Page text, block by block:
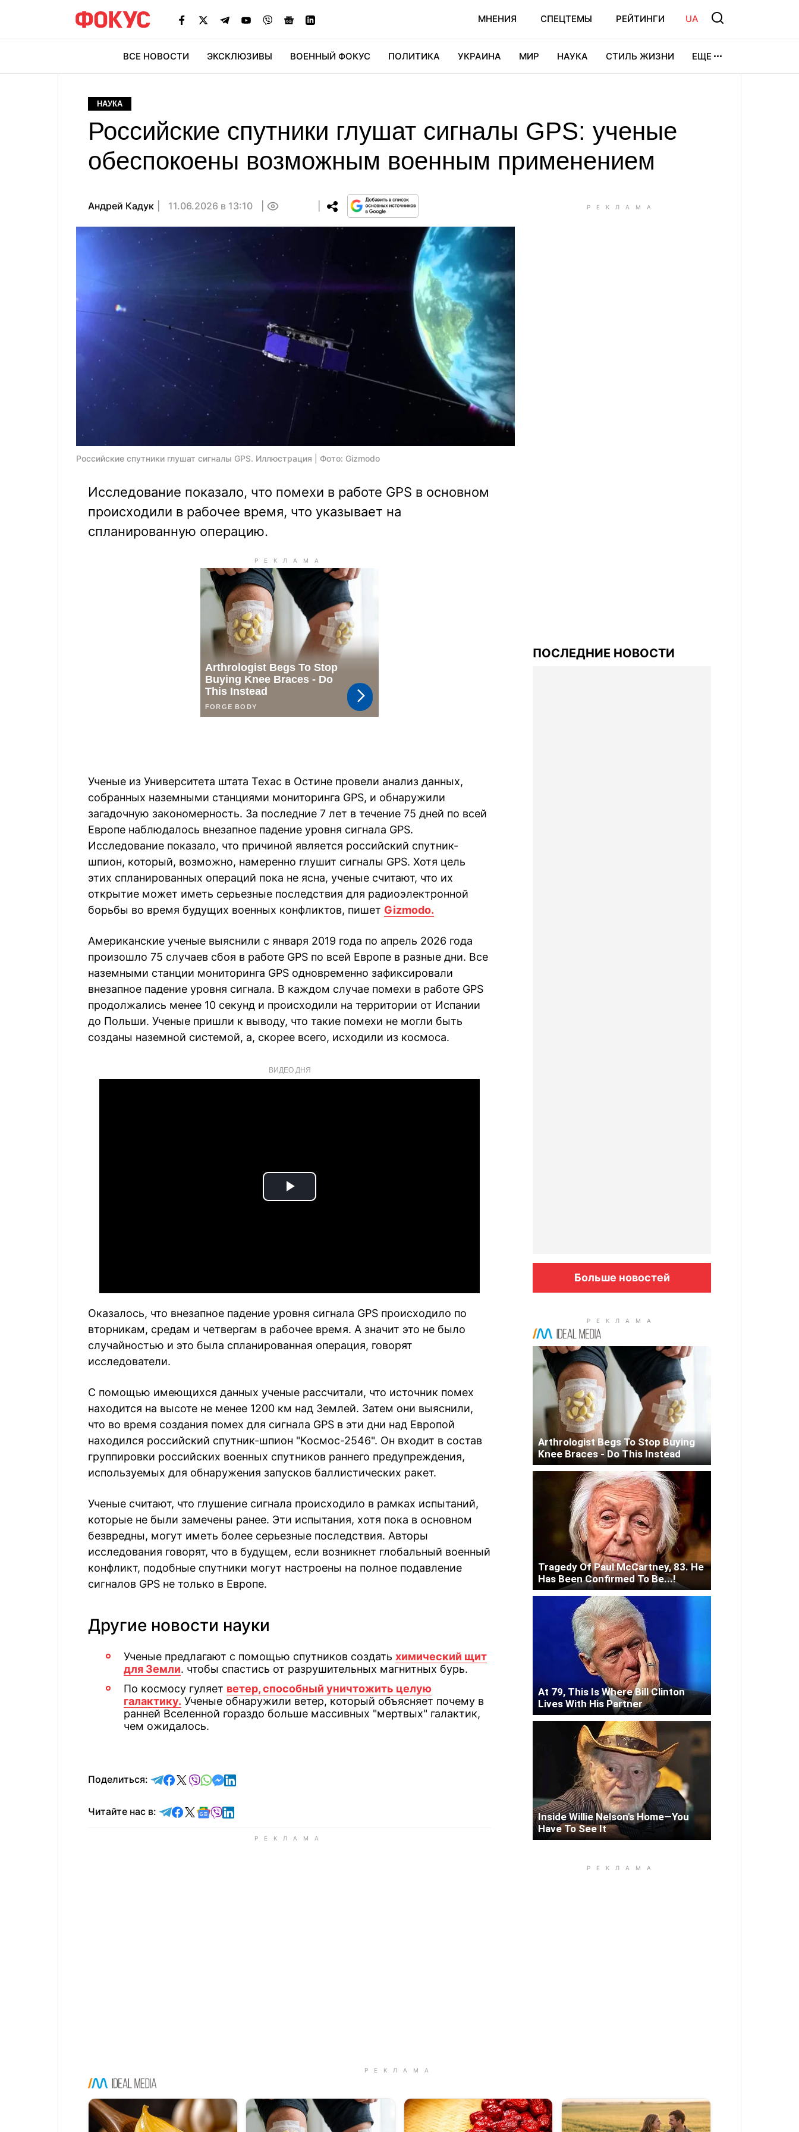
МНЕНИЯ СПЕЦТЕМЫ РЕЙТИНГИ UA
ВСЕ НОВОСТИ ЭКСКЛЮЗИВЫ ВОЕННЫЙ ФОКУС ПОЛИТИКА УКРАИНА МИР НАУКА СТИЛЬ ЖИЗНИ ЕЩЕ
НАУКА
Российские спутники глушат сигналы GPS: ученые
обеспокоены возможным военным применением
Андрей Кадук 11.06.2026 в 13:10
Российские спутники глушат сигналы GPS. Иллюстрация | Фото: Gizmodo
Исследование показало, что помехи в работе GPS в основном
происходили в рабочее время, что указывает на
спланированную операцию.
Ученые из Университета штата Техас в Остине провели анализ данных,
собранных наземными станциями мониторинга GPS, и обнаружили
загадочную закономерность. За последние 7 лет в течение 75 дней по всей
Европе наблюдалось внезапное падение уровня сигнала GPS.
Исследование показало, что причиной является российский спутник-
шпион, который, возможно, намеренно глушит сигналы GPS. Хотя цель
этих спланированных операций пока не ясна, ученые считают, что их
открытие может иметь серьезные последствия для радиоэлектронной
борьбы во время будущих военных конфликтов, пишет Gizmodo.
Американские ученые выяснили с января 2019 года по апрель 2026 года
произошло 75 случаев сбоя в работе GPS по всей Европе в разные дни. Все
наземными станции мониторинга GPS одновременно зафиксировали
внезапное падение уровня сигнала. В каждом случае помехи в работе GPS
продолжались менее 10 секунд и происходили на территории от Испании
до Польши. Ученые пришли к выводу, что такие помехи не могли быть
созданы наземной системой, а, скорее всего, исходили из космоса.
ВИДЕО ДНЯ
Play
Оказалось, что внезапное падение уровня сигнала GPS происходило по
вторникам, средам и четвергам в рабочее время. А значит это не было
случайностью и это была спланированная операция, говорят
исследователи.
С помощью имеющихся данных ученые рассчитали, что источник помех
находится на высоте не менее 1200 км над Землей. Затем они выяснили,
что во время создания помех для сигнала GPS в эти дни над Европой
находился российский спутник-шпион "Космос-2546". Он входит в состав
группировки российских военных спутников раннего предупреждения,
используемых для обнаружения запусков баллистических ракет.
Ученые считают, что глушение сигнала происходило в рамках испытаний,
которые не были замечены ранее. Эти испытания, хотя пока в основном
безвредны, могут иметь более серьезные последствия. Авторы
исследования говорят, что в будущем, если возникнет глобальный военный
конфликт, подобные спутники могут настроены на полное подавление
сигналов GPS не только в Европе.
Другие новости науки
Ученые предлагают с помощью спутников создать химический щит
для Земли. чтобы спастись от разрушительных магнитных бурь.
По космосу гуляет ветер, способный уничтожить целую
галактику. Ученые обнаружили ветер, который объясняет почему в
ранней Вселенной гораздо больше массивных "мертвых" галактик,
чем ожидалось.
Поделиться: отправить в Telegram
поделиться в Facebook
поделиться в X
отправить в Viber
отправить в Whatsapp
отправить в Messenger
отправить в LinkedIn
Читайте нас в: Читайте в Telegram
Читайте в Facebook
Читайте в X
Читайте в Google news
Читайте в Viber
Читайте в LinkedIn
ПОСЛЕДНИЕ НОВОСТИ
Больше новостей